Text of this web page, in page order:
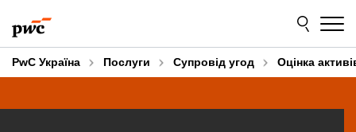
to
content
to
footer
PwC Україна Послуги Супровід угод Оцінка